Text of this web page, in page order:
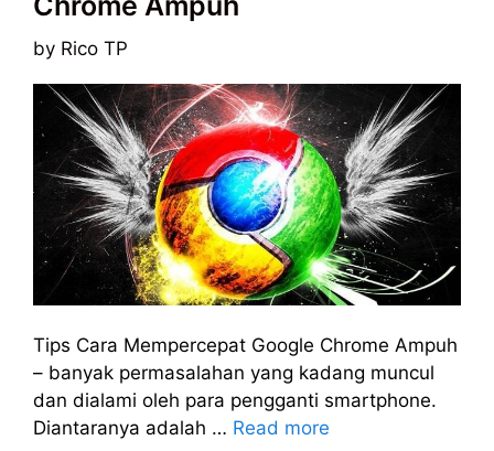
by Rico TP
Tips Cara Mempercepat Google Chrome Ampuh
– banyak permasalahan yang kadang muncul
dan dialami oleh para pengganti smartphone.
Diantaranya adalah … Read more